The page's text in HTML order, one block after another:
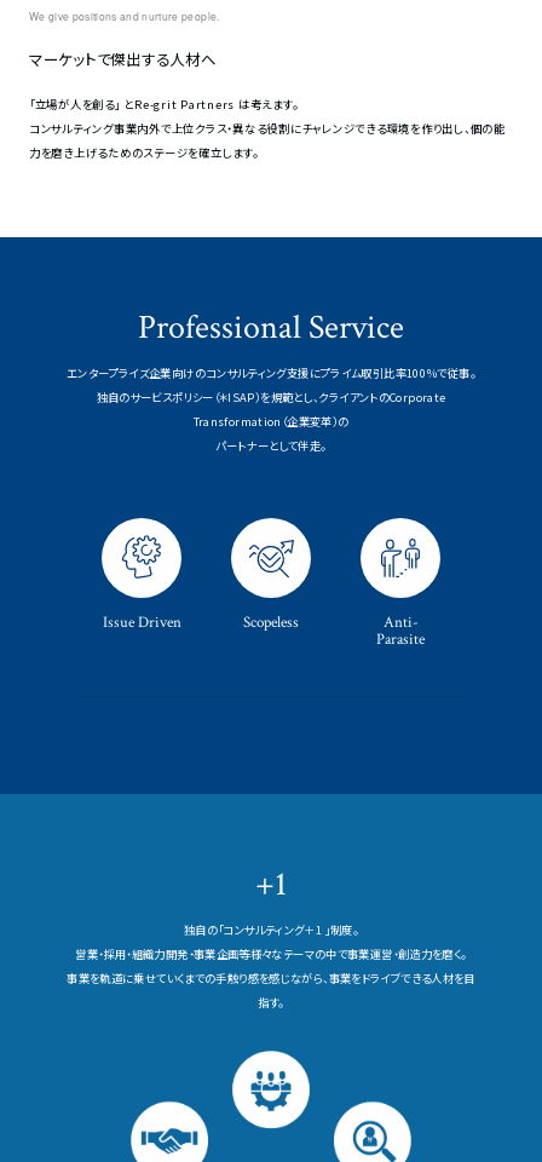
We give positions and nurture people.
マーケットで傑出する人材へ
「立場が人を創る」 とRe-grit Partners は考えます。
コンサルティング事業内外で上位クラス・異なる役割にチャレンジできる環境を作り出し、個の能
力を磨き上げるためのステージを確立します。
Professional Service
エンタープライズ企業向けのコンサルティング支援にプライム取引比率100％で従事。
独自のサービスポリシー（＊ISAP）を規範とし、クライアントのCorporate
Transformation（企業変革）の
パートナーとして伴走。
Issue Driven Scopeless Anti-
Parasite
+1
独自の「コンサルティング＋1 」制度。
営業・採用・組織力開発・事業企画等様々なテーマの中で事業運営・創造力を磨く。
事業を軌道に乗せていくまでの手触り感を感じながら、事業をドライブできる人材を目
指す。